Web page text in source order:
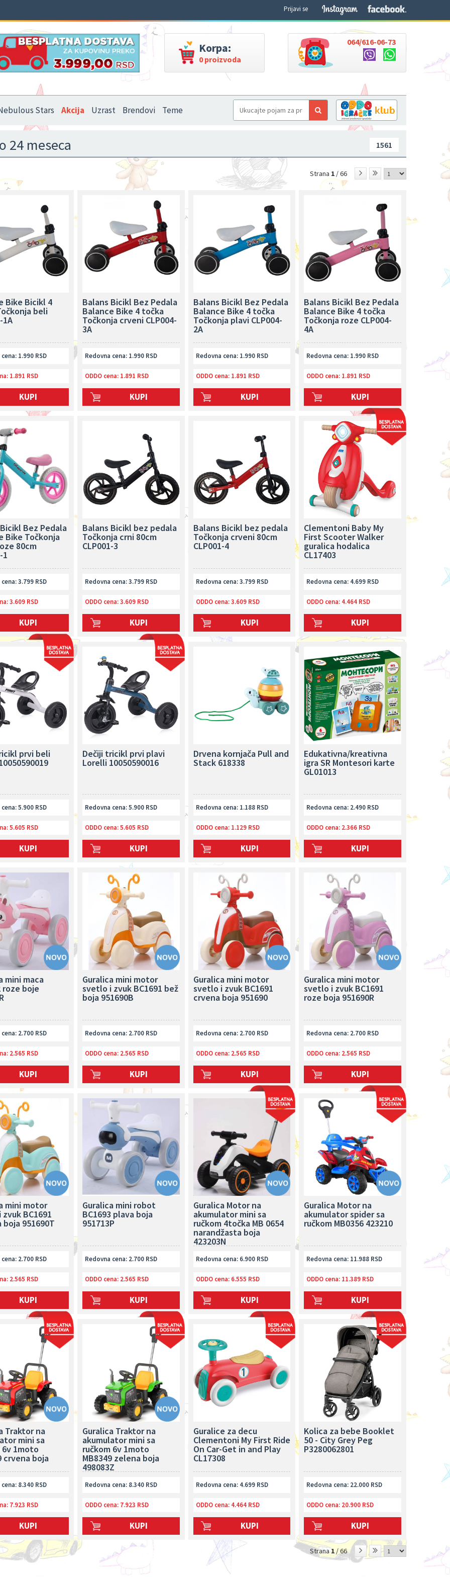
Prijavi se
Korpa:
0 proizvoda
064/616-06-73
Stars Akcija Uzrast Brendovi Teme
24 meseca 1561
Strana 1/ 66
Bike Bicikl 4
beli
1A
1.990 RSD
1.891 RSD
KUPI
Balans Bicikl Bez Pedala
Balance Bike 4 točka
Točkonja crveni CLP004-
3A
Redovna cena: 1.990 RSD
ODDO cena: 1.891 RSD
KUPI
Balans Bicikl Bez Pedala
Balance Bike 4 točka
Točkonja plavi CLP004-
2A
Redovna cena: 1.990 RSD
ODDO cena:1.891 RSD
KUPI
Balans Bicikl Bez Pedala
Balance Bike 4 točka
Točkonja roze CLP004-
4A
Redovna cena: 1.990 RSD
ODDO cena: 1.891 RSD
KUPI
Bez Pedala
Bike Točkonja
80cm
1
3.799 RSD
3.609 RSD
KUPI
Balans Bicikl bez pedala
Točkonja crni 80cm
CLP001-3
Redovna cena: 3.799 RSD
ODDO cena:3.609 RSD
KUPI
Balans Bicikl bez pedala
Točkonja crveni 80cm
CLP001-4
Redovna cena: 3.799 RSD
ODDO cena:3.609 RSD
KUPI
Clementoni Baby My
First Scooter Walker
guralica hodalica
CL17403
Redovna cena: 4.699 RSD
ODDO cena: 4.464 RSD
KUPI
prvi beli
5.900 RSD
5.605 RSD
KUPI
Dečiji tricikl prvi plavi
Lorelli 10050590016
Redovna cena: 5.900 RSD
ODDO cena:5.605 RSD
KUPI
Drvena kornjača Pull and
Stack 618338
Redovna cena: 1.188 RSD
ODDO cena:1.129 RSD
KUPI
Edukativna/kreativna
igra SR Montesori karte
GL01013
Redovna cena: 2.490 RSD
ODDO cena: 2.366 RSD
KUPI
mini maca
roze boje
2.700 RSD
2.565 RSD
KUPI
Guralica mini motor
svetlo i zvuk BC1691 bež
boja 951690B
Redovna cena: 2.700 RSD
ODDO cena: 2.565 RSD
KUPI
Guralica mini motor
svetlo i zvuk BC1691
crvena boja 951690
Redovna cena: 2.700 RSD
ODDO cena:2.565 RSD
KUPI
Guralica mini motor
svetlo i zvuk BC1691
roze boja 951690R
Redovna cena: 2.700 RSD
ODDO cena: 2.565 RSD
KUPI
mini motor
BC1691
951690T
2.700 RSD
2.565 RSD
KUPI
Guralica mini robot
BC1693 plava boja
951713P
Redovna cena: 2.700 RSD
ODDO cena: 2.565 RSD
KUPI
Guralica Motor na
akumulator mini sa
ručkom 4točka MB 0654
narandžasta boja
423203N
Redovna cena: 6.900 RSD
ODDO cena:6.555 RSD
KUPI
Guralica Motor na
akumulator spider sa
ručkom MB0356 423210
Redovna cena: 11.988 RSD
ODDO cena: 11.389 RSD
KUPI
Traktor na
mini sa
6v 1moto
crvena boja
8.340 RSD
7.923 RSD
KUPI
Guralica Traktor na
akumulator mini sa
ručkom 6v 1moto
MB8349 zelena boja
498083Z
Redovna cena: 8.340 RSD
ODDO cena: 7.923 RSD
KUPI
Guralice za decu
Clementoni My First Ride
On Car-Get in and Play
CL17308
Redovna cena: 4.699 RSD
ODDO cena:4.464 RSD
KUPI
Kolica za bebe Booklet
50 - City Grey Peg
P3280062801
Redovna cena: 22.000 RSD
ODDO cena: 20.900 RSD
KUPI
Strana1/ 66